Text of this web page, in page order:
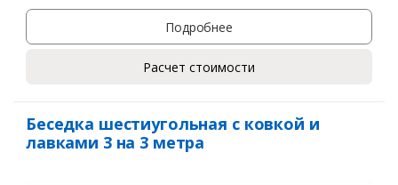
Подробнее
Расчет стоимости
Беседка шестиугольная с ковкой и
лавками 3 на 3 метра